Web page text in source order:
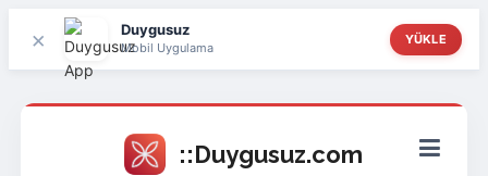
× Duygusuz
Mobil Uygulama
YÜKLE